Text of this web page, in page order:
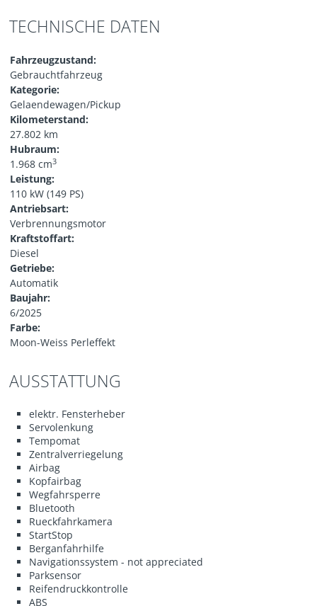
TECHNISCHE DATEN
Fahrzeugzustand:
Gebrauchtfahrzeug
Kategorie:
Gelaendewagen/Pickup
Kilometerstand:
27.802 km
Hubraum:
1.968 cm3
Leistung:
110 kW (149 PS)
Antriebsart:
Verbrennungsmotor
Kraftstoffart:
Diesel
Getriebe:
Automatik
Baujahr:
6/2025
Farbe:
Moon-Weiss Perleffekt
AUSSTATTUNG
elektr. Fensterheber
Servolenkung
Tempomat
Zentralverriegelung
Airbag
Kopfairbag
Wegfahrsperre
Bluetooth
Rueckfahrkamera
StartStop
Berganfahrhilfe
Navigationssystem - not appreciated
Parksensor
Reifendruckkontrolle
ABS